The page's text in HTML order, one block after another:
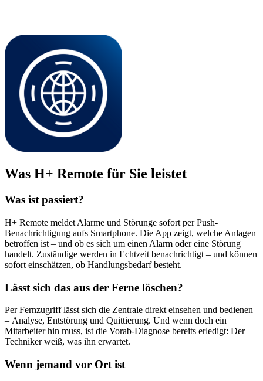
Was H+ Remote für Sie leistet
Was ist passiert?
H+ Remote meldet Alarme und Störunge sofort per Push-
Benachrichtigung aufs Smartphone. Die App zeigt, welche Anlagen
betroffen ist – und ob es sich um einen Alarm oder eine Störung
handelt. Zuständige werden in Echtzeit benachrichtigt – und können
sofort einschätzen, ob Handlungsbedarf besteht.
Lässt sich das aus der Ferne löschen?
Per Fernzugriff lässt sich die Zentrale direkt einsehen und bedienen
– Analyse, Entstörung und Quittierung. Und wenn doch ein
Mitarbeiter hin muss, ist die Vorab-Diagnose bereits erledigt: Der
Techniker weiß, was ihn erwartet.
Wenn jemand vor Ort ist